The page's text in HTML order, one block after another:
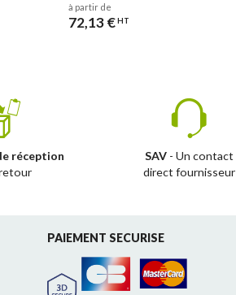
à partir de
72,13 €HT
réception
SAV- Un contact
direct fournisseur
PAIEMENT SECURISE